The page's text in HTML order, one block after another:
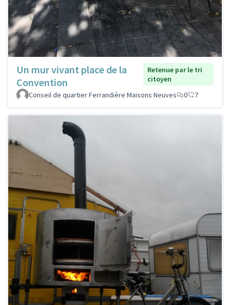
Un mur vivant place de la
Convention
Retenue par le tri
citoyen
Conseil de quartier Ferrandière Maisons Neuves
0 7